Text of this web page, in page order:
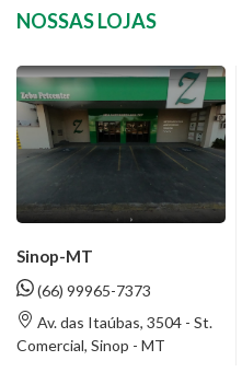
NOSSAS LOJAS
Sinop-MT
(66) 99965-7373
Av. das Itaúbas, 3504 - St.
Comercial, Sinop - MT